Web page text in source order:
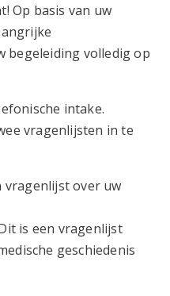
Op basis van uw
begeleiding volledig op
intake.
vragenlijsten in te
vragenlijst over uw
is een vragenlijst
geschiedenis